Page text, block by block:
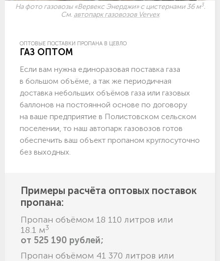
На фото газовозы «Вервекс Энерджи» с цистернами 36 м3.
См. автопарк газовозов Vervex
ОПТОВЫЕ ПОСТАВКИ ПРОПАНА В ЦЕВЛО
ГАЗ ОПТОМ
Если вам нужна единоразовая поставка газа
в большом объёме, а так же периодичная
доставка небольших объёмов газа или газовых
баллонов на постоянной основе по договору
на ваше предприятие в Полистовском сельском
поселении, то наш автопарк газовозов готов
обеспечить ваш объект пропаном круглосуточно
без выходных.
Примеры расчёта оптовых поставок
пропана:
Пропан объёмом 18 110 литров или
18.1 м3
от 525 190 рублей;
Пропан объёмом 41 370 литров или